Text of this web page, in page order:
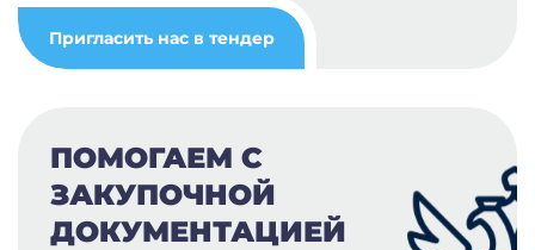
Пригласить нас в тендер
ПОМОГАЕМ С
ЗАКУПОЧНОЙ
ДОКУМЕНТАЦИЕЙ